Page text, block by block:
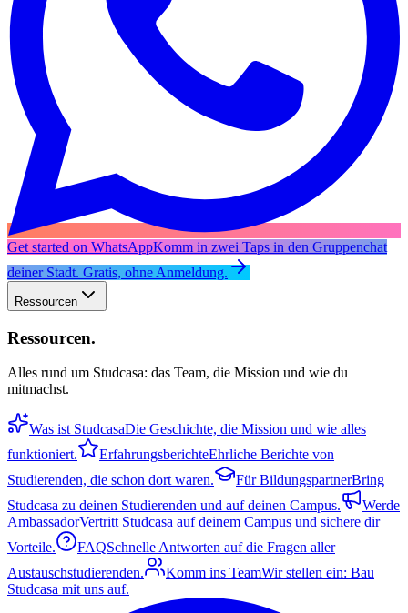
Get started on WhatsAppKomm in zwei Taps in den Gruppenchat
deiner Stadt. Gratis, ohne Anmeldung.
Ressourcen
Ressourcen.
Alles rund um Studcasa: das Team, die Mission und wie du
mitmachst.
Was ist StudcasaDie Geschichte, die Mission und wie alles
funktioniert.
ErfahrungsberichteEhrliche Berichte von
Studierenden, die schon dort waren.
Für BildungspartnerBring
Studcasa zu deinen Studierenden und auf deinen Campus.
Werde
AmbassadorVertritt Studcasa auf deinem Campus und sichere dir
Vorteile.
FAQSchnelle Antworten auf die Fragen aller
Austauschstudierenden.
Komm ins TeamWir stellen ein: Bau
Studcasa mit uns auf.